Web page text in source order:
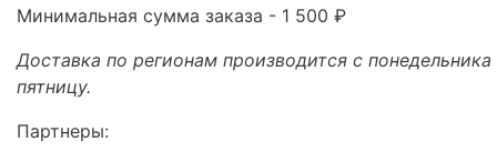
Минимальная сумма заказа - 1 500 ₽
Доставка по регионам производится с понедельника
пятницу.
Партнеры: